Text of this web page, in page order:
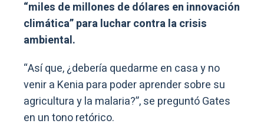
“miles de millones de dólares en innovación
climática” para luchar contra la crisis
ambiental.
“Así que, ¿debería quedarme en casa y no
venir a Kenia para poder aprender sobre su
agricultura y la malaria?”, se preguntó Gates
en un tono retórico.